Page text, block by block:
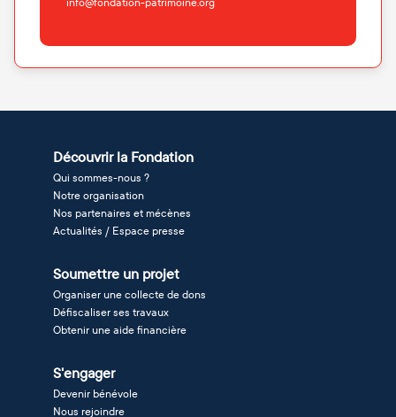
info@fondation-patrimoine.org
Découvrir la Fondation
Qui sommes-nous ?
Notre organisation
Nos partenaires et mécènes
Actualités / Espace presse
Soumettre un projet
Organiser une collecte de dons
Défiscaliser ses travaux
Obtenir une aide financière
S'engager
Devenir bénévole
Nous rejoindre